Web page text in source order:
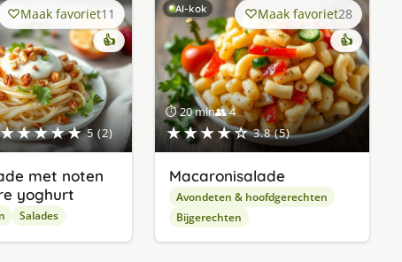
5 (2)
Maak favoriet11
👍
met noten
yoghurt
Salades
AI-kok
⏱ 20 min👥 4
★★★★☆ 3.8 (5)
Maak favoriet28
👍
Macaronisalade
Avondeten & hoofdgerechten
Bijgerechten